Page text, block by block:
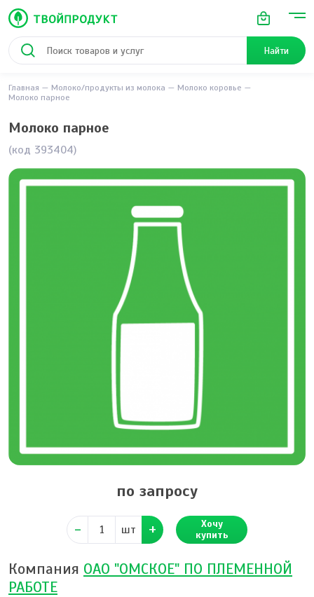
Найти
Главная Молоко/продукты из молока
Молоко коровье
Молоко парное
Молоко парное
(код 393404)
по запросу
шт
Хочу
купить
Компания ОАО "ОМСКОЕ" ПО ПЛЕМЕННОЙ
РАБОТЕ